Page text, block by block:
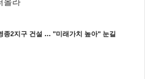
올라
종2지구 건설 … "미래가치 높아" 눈길